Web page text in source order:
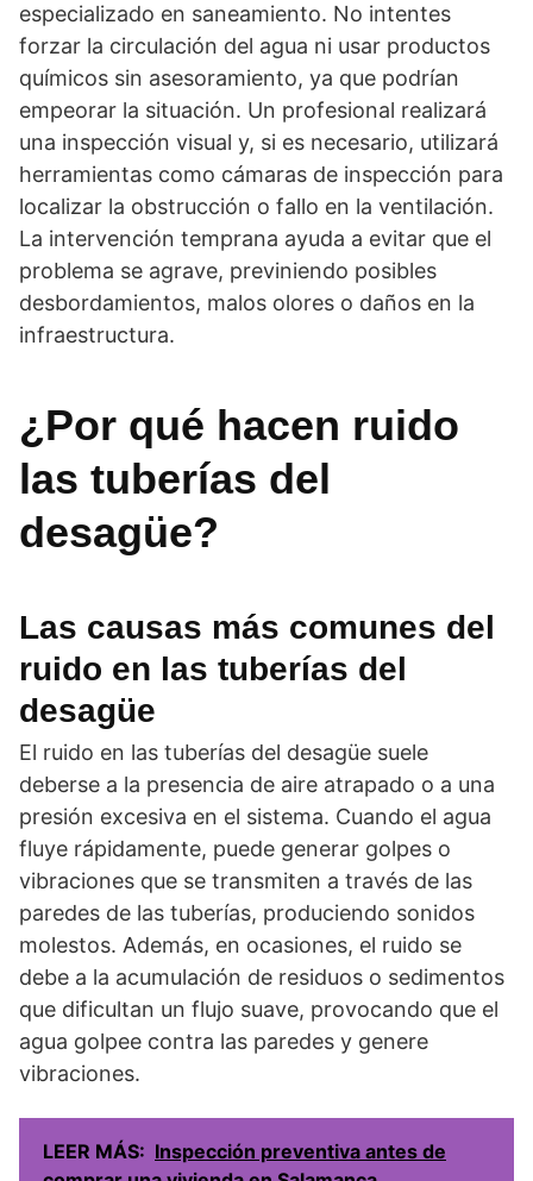
especializado en saneamiento. No intentes
forzar la circulación del agua ni usar productos
químicos sin asesoramiento, ya que podrían
empeorar la situación. Un profesional realizará
una inspección visual y, si es necesario, utilizará
herramientas como cámaras de inspección para
localizar la obstrucción o fallo en la ventilación.
La intervención temprana ayuda a evitar que el
problema se agrave, previniendo posibles
desbordamientos, malos olores o daños en la
infraestructura.
¿Por qué hacen ruido
las tuberías del
desagüe?
Las causas más comunes del
ruido en las tuberías del
desagüe
El ruido en las tuberías del desagüe suele
deberse a la presencia de aire atrapado o a una
presión excesiva en el sistema. Cuando el agua
fluye rápidamente, puede generar golpes o
vibraciones que se transmiten a través de las
paredes de las tuberías, produciendo sonidos
molestos. Además, en ocasiones, el ruido se
debe a la acumulación de residuos o sedimentos
que dificultan un flujo suave, provocando que el
agua golpee contra las paredes y genere
vibraciones.
LEER MÁS: Inspección preventiva antes de